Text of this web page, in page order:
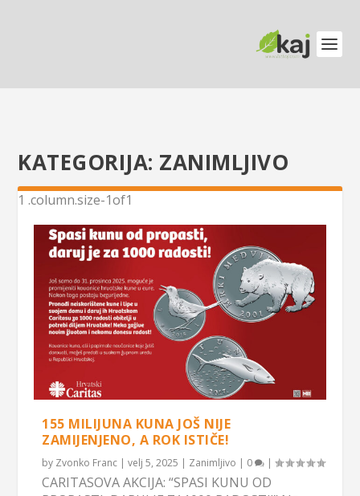
KATEGORIJA: ZANIMLJIVO
155 MILIJUNA KUNA JOŠ NIJE
ZAMIJENJENO, A ROK ISTIČE!
by Zvonko Franc |velj 5, 2025 | Zanimljivo | 0 |
CARITASOVA AKCIJA: “SPASI KUNU OD